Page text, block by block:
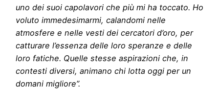
uno dei suoi capolavori che più mi ha toccato. Ho
voluto immedesimarmi, calandomi nelle
atmosfere e nelle vesti dei cercatori d’oro, per
catturare l’essenza delle loro speranze e delle
loro fatiche. Quelle stesse aspirazioni che, in
contesti diversi, animano chi lotta oggi per un
domani migliore”.